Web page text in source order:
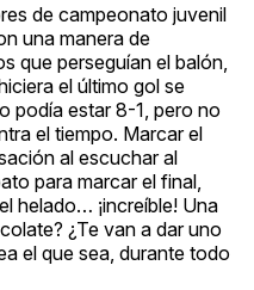
de campeonato juvenil
una manera de
que perseguían el balón,
el último gol se
podía estar 8-1, pero no
el tiempo. Marcar el
al escuchar al
para marcar el final,
helado… ¡increíble! Una
¿Te van a dar uno
el que sea, durante todo